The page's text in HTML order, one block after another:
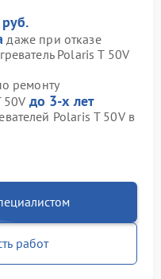
даже при отказе
Polaris T 50V
ремонту
50V до 3-х лет
Polaris T 50V в
работ